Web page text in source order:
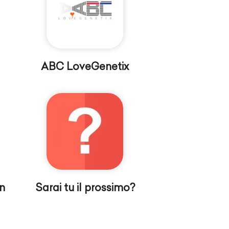
ABC LoveGenetix
Sarai tu il prossimo?